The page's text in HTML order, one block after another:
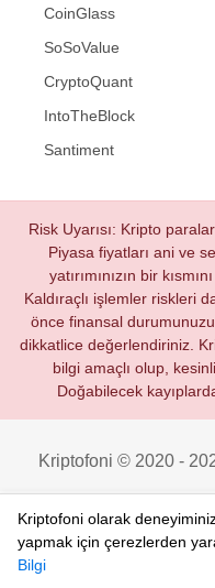
CoinGlass
SoSoValue
CryptoQuant
IntoTheBlock
Santiment
Risk Uyarısı: Kripto
Piyasa fiyatları ani ve
yatırımınızın bir
Kaldıraçlı işlemler riskleri
önce finansal
dikkatlice değerlendiriniz.
bilgi amaçlı olup,
Doğabilecek
Kriptofoni © 2020 -
Kriptofoni olarak
yapmak için çerezlerden
Bilgi